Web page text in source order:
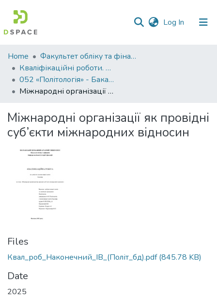
Log In (current)
Communities
&
Collections
All of DSpace
Statistics
Home
Факультет обліку та фінансів
Кваліфікаційні роботи. Факультет обліку та фінансів
052 «Політологія» - Бакалаври 2024-2025
Міжнародні організації як провідні суб’єкти міжнародних відносин
Міжнародні організації як провідні
суб’єкти міжнародних відносин
Files
Квал_роб_Наконечний_ІВ_(Політ_бд).pdf(845.78 KB)
Date
2025